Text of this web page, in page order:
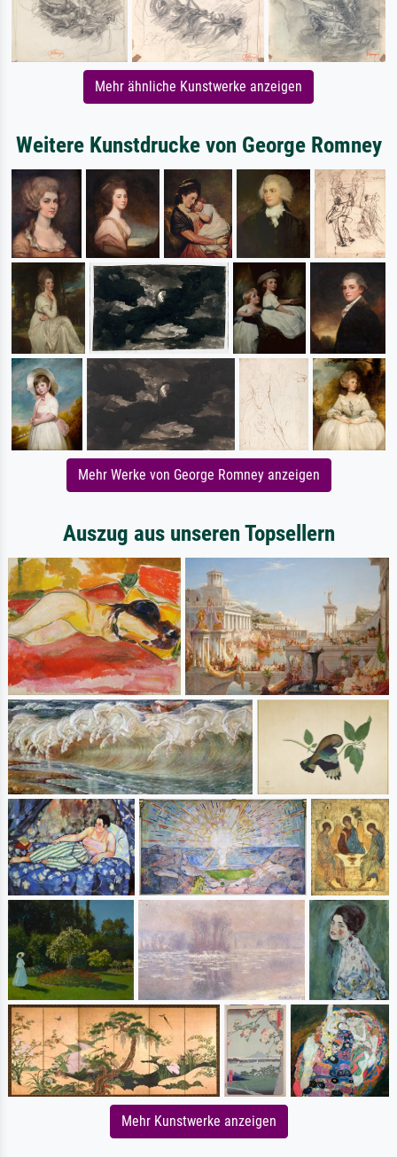
Mehr ähnliche Kunstwerke anzeigen
Weitere Kunstdrucke von George Romney
Mehr Werke von George Romney anzeigen
Auszug aus unseren Topsellern
Mehr Kunstwerke anzeigen